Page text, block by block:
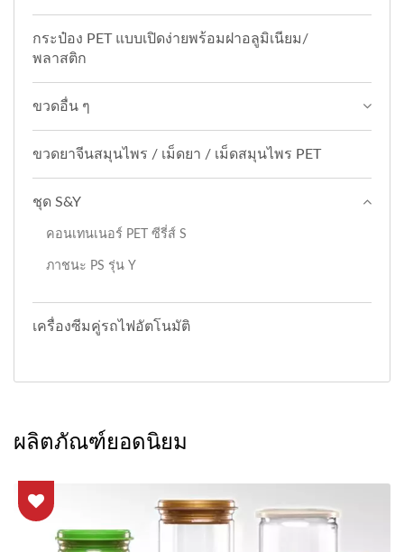
กระป๋อง PET แบบเปิดง่ายพร้อมฝาอลูมิเนียม/
พลาสติก
ขวดอื่น ๆ
ขวดยาจีนสมุนไพร / เม็ดยา / เม็ดสมุนไพร PET
ชุด S&Y
คอนเทนเนอร์ PET ซีรี่ส์ S
ภาชนะ PS รุ่น Y
เครื่องซีมคู่รถไฟอัตโนมัติ
ผลิตภัณฑ์ยอดนิยม